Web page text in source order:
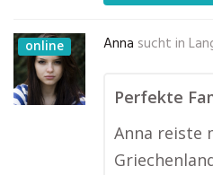
online Anna sucht in
Perfekte
Anna reiste